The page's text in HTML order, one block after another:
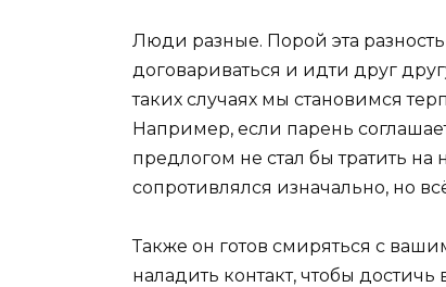
Люди разные. Порой эта
договариваться и идти друг
таких случаях мы становимся
Например, если парень
предлогом не стал бы тратить
сопротивлялся изначально, но
Также он готов смиряться с
наладить контакт, чтобы